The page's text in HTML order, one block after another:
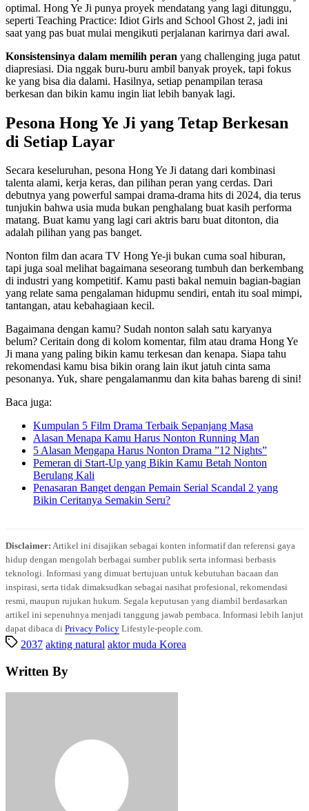
optimal. Hong Ye Ji punya proyek mendatang yang lagi ditunggu,
seperti Teaching Practice: Idiot Girls and School Ghost 2, jadi ini
saat yang pas buat mulai mengikuti perjalanan karirnya dari awal.
Konsistensinya dalam memilih peran yang challenging juga patut
diapresiasi. Dia nggak buru-buru ambil banyak proyek, tapi fokus
ke yang bisa dia dalami. Hasilnya, setiap penampilan terasa
berkesan dan bikin kamu ingin liat lebih banyak lagi.
Pesona Hong Ye Ji yang Tetap Berkesan
di Setiap Layar
Secara keseluruhan, pesona Hong Ye Ji datang dari kombinasi
talenta alami, kerja keras, dan pilihan peran yang cerdas. Dari
debutnya yang powerful sampai drama-drama hits di 2024, dia terus
tunjukin bahwa usia muda bukan penghalang buat kasih performa
matang. Buat kamu yang lagi cari aktris baru buat ditonton, dia
adalah pilihan yang pas banget.
Nonton film dan acara TV Hong Ye-ji bukan cuma soal hiburan,
tapi juga soal melihat bagaimana seseorang tumbuh dan berkembang
di industri yang kompetitif. Kamu pasti bakal nemuin bagian-bagian
yang relate sama pengalaman hidupmu sendiri, entah itu soal mimpi,
tantangan, atau kebahagiaan kecil.
Bagaimana dengan kamu? Sudah nonton salah satu karyanya
belum? Ceritain dong di kolom komentar, film atau drama Hong Ye
Ji mana yang paling bikin kamu terkesan dan kenapa. Siapa tahu
rekomendasi kamu bisa bikin orang lain ikut jatuh cinta sama
pesonanya. Yuk, share pengalamanmu dan kita bahas bareng di sini!
Baca juga:
Kumpulan 5 Film Drama Terbaik Sepanjang Masa
Alasan Menapa Kamu Harus Nonton Running Man
5 Alasan Mengapa Harus Nonton Drama ”12 Nights”
Pemeran di Start-Up yang Bikin Kamu Betah Nonton
Berulang Kali
Penasaran Banget dengan Pemain Serial Scandal 2 yang
Bikin Ceritanya Semakin Seru?
Disclaimer: Artikel ini disajikan sebagai konten informatif dan referensi gaya
hidup dengan mengolah berbagai sumber publik serta informasi berbasis
teknologi. Informasi yang dimuat bertujuan untuk kebutuhan bacaan dan
inspirasi, serta tidak dimaksudkan sebagai nasihat profesional, rekomendasi
resmi, maupun rujukan hukum. Segala keputusan yang diambil berdasarkan
artikel ini sepenuhnya menjadi tanggung jawab pembaca. Informasi lebih lanjut
dapat dibaca di Privacy Policy Lifestyle-people.com.
2037 akting natural aktor muda Korea
Written By